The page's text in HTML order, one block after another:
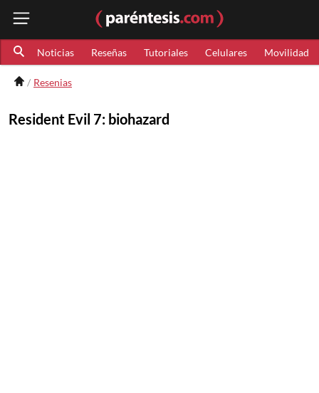
Noticias Reseñas Tutoriales Celulares Movilidad
Resenias
Resident Evil 7: biohazard